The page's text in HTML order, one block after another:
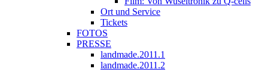
Ort und Service
Tickets
FOTOS
PRESSE
landmade.2011.1
landmade.2011.2